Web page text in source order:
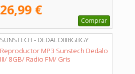
26,99 €
Comprar
SUNSTECH - DEDALOIII8GBGY
Reproductor MP3 Sunstech Dedalo
III/ 8GB/ Radio FM/ Gris